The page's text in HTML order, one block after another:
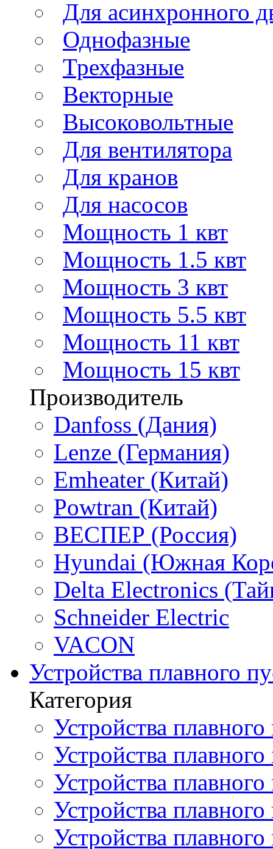
Для асинхронного
Однофазные
Трехфазные
Векторные
Высоковольтные
Для вентилятора
Для кранов
Для насосов
Мощность 1 квт
Мощность 1.5 квт
Мощность 3 квт
Мощность 5.5 квт
Мощность 11 квт
Мощность 15 квт
Производитель
Danfoss (Дания)
Lenze (Германия)
Emheater (Китай)
Powtran (Китай)
ВЕСПЕР (Россия)
Hyundai (Южная
Delta Electronics
Schneider Electric
VACON
Устройства плавного
Категория
Устройства
Устройства
Устройства
Устройства
Устройства